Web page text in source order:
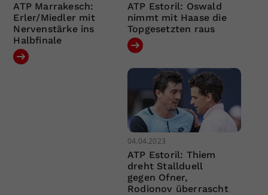
ATP Marrakesch:
Erler/Miedler mit
Nervenstärke ins
Halbfinale
ATP Estoril: Oswald
nimmt mit Haase die
Topgesetzten raus
04.04.2023
ATP Estoril: Thiem
dreht Stallduell
gegen Ofner,
Rodionov überrascht